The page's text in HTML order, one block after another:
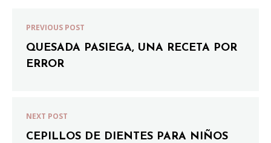
PREVIOUS POST
QUESADA PASIEGA, UNA RECETA POR
ERROR
NEXT POST
CEPILLOS DE DIENTES PARA NIÑOS